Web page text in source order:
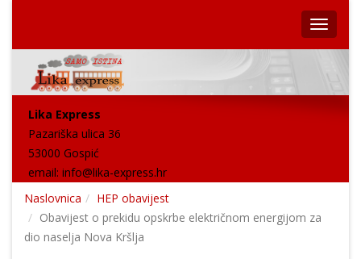
Lika Express
Pazariška ulica 36
53000 Gospić
email: info@lika-express.hr
Naslovnica
HEP obavijest
Obavijest o prekidu opskrbe električnom energijom za
dio naselja Nova Kršlja